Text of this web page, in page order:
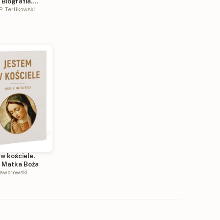
polskiego
Terlikowski
kościele.
Matka Boża